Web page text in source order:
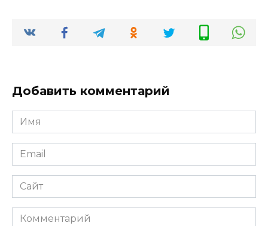
Добавить комментарий
Имя
*
Email
*
Сайт
Комментарий